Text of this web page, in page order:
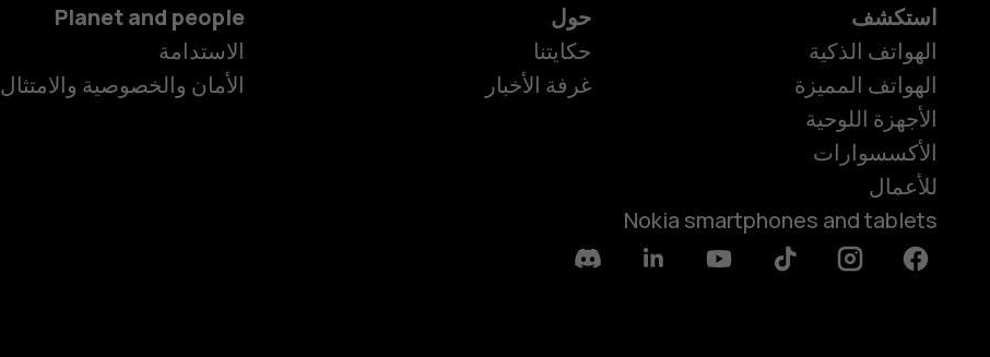
الهواتف الذكية
استكشف
الهواتف الذكية
الهواتف المميزة
الأجهزة اللوحية
الأكسسوارات
للأعمال
Nokia smartphones and tablets
حول
حكايتنا
غرفة الأخبار
Planet and people
الاستدامة
الأمان والخصوصية والامتثال
Facebook
Instagram
Tiktok
Youtube
Linkedin
Discord